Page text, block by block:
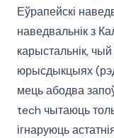
Еўрапейскі
наведвальнік з
карыстальнік,
юрысдыкцыях
мець абодва
tech чытаюць
ігнаруюць